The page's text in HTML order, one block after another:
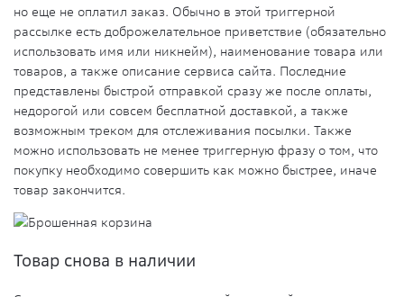
но еще не оплатил заказ. Обычно в этой триггерной
рассылке есть доброжелательное приветствие (обязательно
использовать имя или никнейм), наименование товара или
товаров, а также описание сервиса сайта. Последние
представлены быстрой отправкой сразу же после оплаты,
недорогой или совсем бесплатной доставкой, а также
возможным треком для отслеживания посылки. Также
можно использовать не менее триггерную фразу о том, что
покупку необходимо совершить как можно быстрее, иначе
товар закончится.
Товар снова в наличии